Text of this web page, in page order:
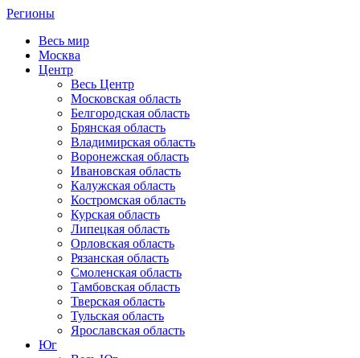
Регионы
Весь мир
Москва
Центр
Весь Центр
Московская область
Белгородская область
Брянская область
Владимирская область
Воронежская область
Ивановская область
Калужская область
Костромская область
Курская область
Липецкая область
Орловская область
Рязанская область
Смоленская область
Тамбовская область
Тверская область
Тульская область
Ярославская область
Юг